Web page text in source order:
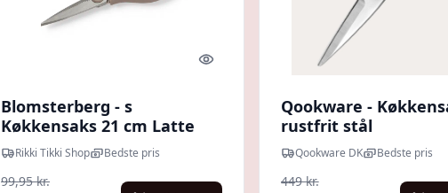
Quick look
Blomsterberg - s
Køkkensaks 21 cm Latte
Rikki Tikki Shop Bedste pris
99,95 kr.
Qookware -
rustfrit stål
Qookware DK Bedste pris
449 kr.